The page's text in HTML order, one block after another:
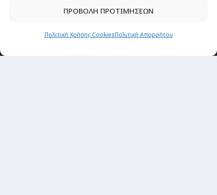
ΠΡΟΒΟΛΗ ΠΡΟΤΙΜΗΣΕΩΝ
Πολιτική Χρήσης CookiesΠολιτική Απορρήτου